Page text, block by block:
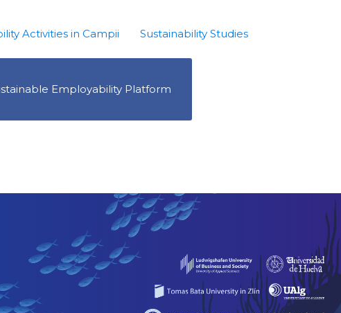
Activities in Campii Sustainability Studies
Employability Platform